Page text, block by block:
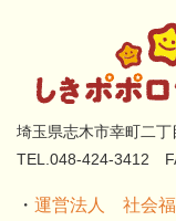
埼玉県志木市幸町二
TEL.048-424-3412
・ 運営法人 社会福